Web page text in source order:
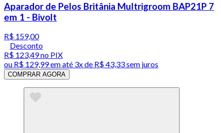
Aparador de Pelos Britânia Multrigroom BAP21P 7
em 1 - Bivolt
R$ 159,00
Desconto
R$ 123,49no PIX
ou R$ 129,99em até 3x de R$ 43,33 sem juros
COMPRAR AGORA